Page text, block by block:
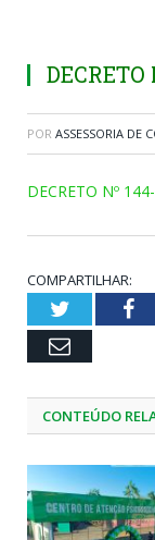
DECRETO
POR ASSESSORIA DE
DECRETO Nº
COMPARTILHAR:
Twitter
Email
CONTEÚDO